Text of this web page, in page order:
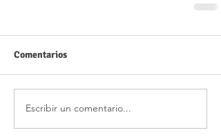
Comentarios
Escribir un comentario...